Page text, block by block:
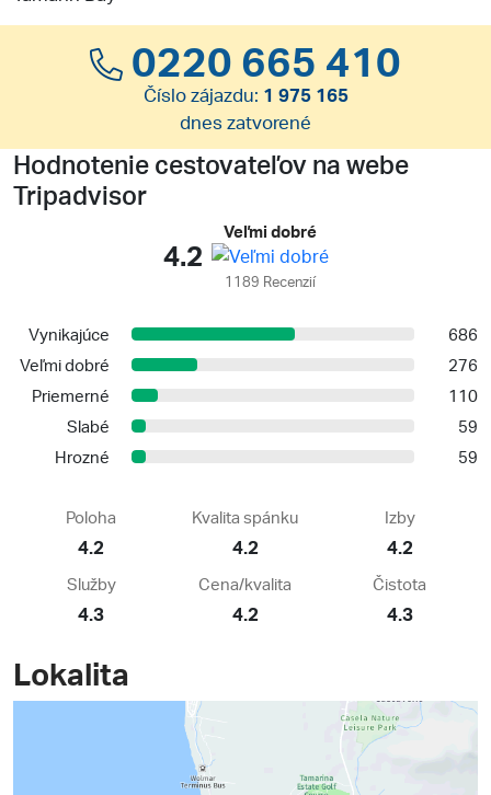
0220 665 410
Číslo zájazdu: 1 975 165
dnes zatvorené
Hodnotenie cestovateľov na webe
Tripadvisor
4.2
Veľmi dobré
1189 Recenzií
Vynikajúce
686
Veľmi dobré
276
Priemerné
110
Slabé
59
Hrozné
59
Poloha
4.2
Kvalita spánku
4.2
Izby
4.2
Služby
4.3
Cena/kvalita
4.2
Čistota
4.3
Lokalita